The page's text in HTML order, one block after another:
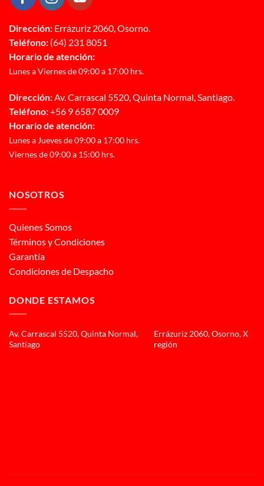
Dirección: Errázuriz 2060, Osorno.
Teléfono: (64) 231 8051
Horario de atención:
Lunes a Viernes de 09:00 a 17:00 hrs.
Dirección: Av. Carrascal 5520, Quinta Normal, Santiago.
Teléfono:+56 9 6587 0009
Horario de atención:
Lunes a Jueves de 09:00 a 17:00 hrs.
Viernes de 09:00 a 15:00 hrs.
NOSOTROS
Quienes Somos
Términos y Condiciones
Garantía
Condiciones de Despacho
DONDE ESTAMOS
Av. Carrascal 5520, Quinta Normal,
Santiago
Errázuriz 2060, Osorno, X
región